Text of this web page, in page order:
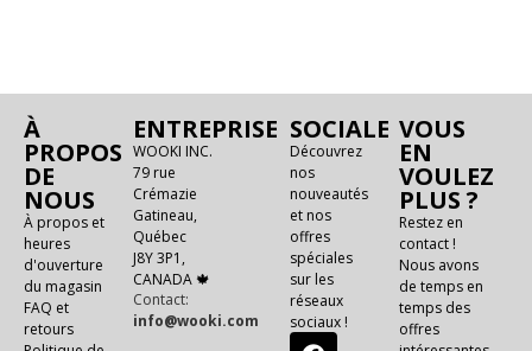
À
PROPOS
DE
NOUS
À propos et
heures
d'ouverture
du magasin
FAQ et
retours
ENTREPRISE
WOOKI INC.
79 rue
Crémazie
Gatineau,
Québec
J8Y 3P1,
CANADA 🍁
Contact:
info@wooki.com
SOCIALE
Découvrez
nos
nouveautés
et nos
offres
spéciales
sur les
réseaux
sociaux !
VOUS
EN
VOULEZ
PLUS ?
Restez en
contact !
Nous avons
de temps en
temps des
offres